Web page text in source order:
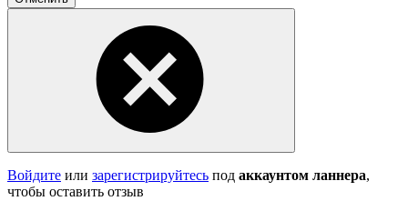
Войдите или зарегистрируйтесь под аккаунтом ланнера,
чтобы оставить отзыв